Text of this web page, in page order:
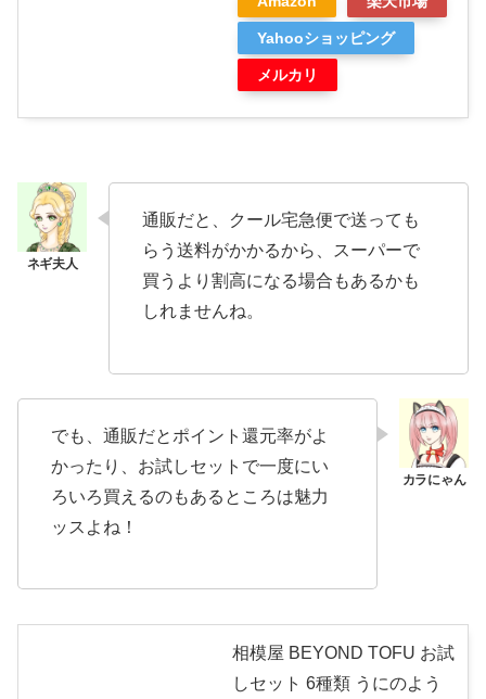
Yahooショッピング
メルカリ
通販だと、クール宅急便で送っても
らう送料がかかるから、スーパーで
買うより割高になる場合もあるかも
しれませんね。
でも、通販だとポイント還元率がよ
かったり、お試しセットで一度にい
ろいろ買えるのもあるところは魅力
ッスよね！
相模屋 BEYOND TOFU お試
しセット 6種類 うにのよう